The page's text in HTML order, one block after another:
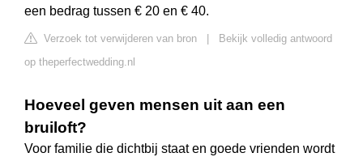
een bedrag tussen € 20 en € 40.
Verzoek tot verwijderen van bron
Bekijk volledig antwoord
op theperfectwedding.nl
Hoeveel geven mensen uit aan een
bruiloft?
Voor familie die dichtbij staat en goede vrienden wordt